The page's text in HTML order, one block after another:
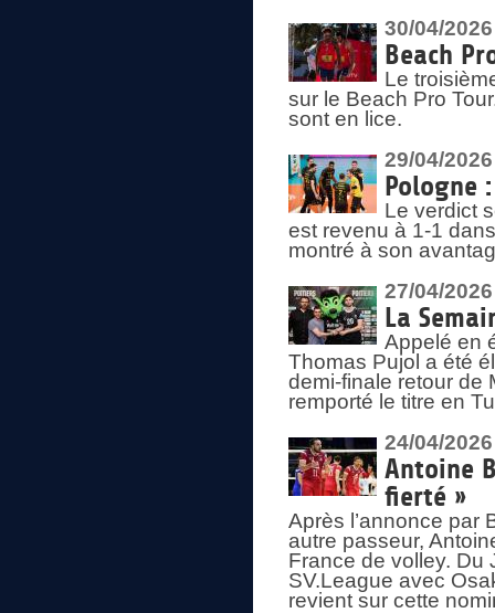
30/04/2026
Beach
Le
sur le Beach Pro
sont en lice.
29/04/2026
Pologne
Le verdict
est revenu à 1-1
montré à son
27/04/2026
La
Appelé en
Thomas Pujol a été
demi-finale retour de
remporté le titre en
24/04/2026
Antoine
fierté »
Après l’annonce par
autre passeur,
France de volley. Du
SV.League avec
revient sur cette